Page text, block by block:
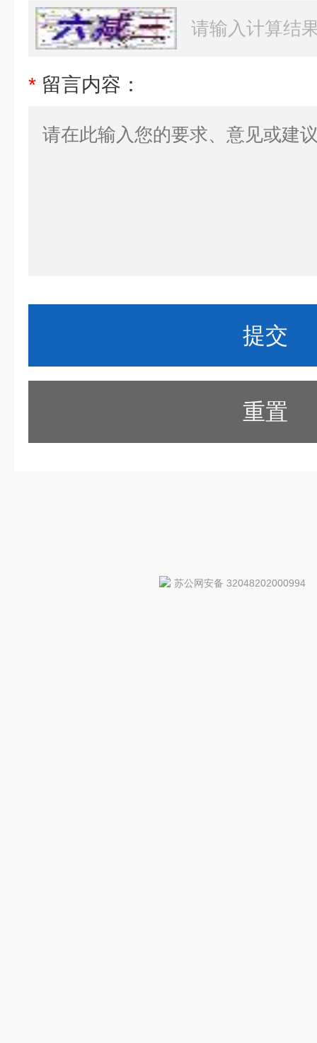
* 留言内容：
重置
苏公网安备 32048202000994